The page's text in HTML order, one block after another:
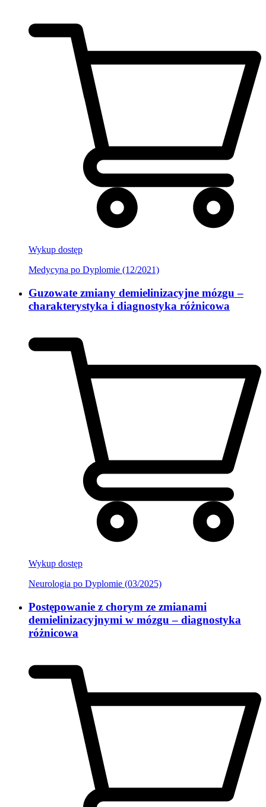
Wykup dostęp
Medycyna po Dyplomie (12/2021)
Guzowate zmiany demielinizacyjne mózgu –
charakterystyka i diagnostyka różnicowa
Wykup dostęp
Neurologia po Dyplomie (03/2025)
Postępowanie z chorym ze zmianami
demielinizacyjnymi w mózgu – diagnostyka
różnicowa